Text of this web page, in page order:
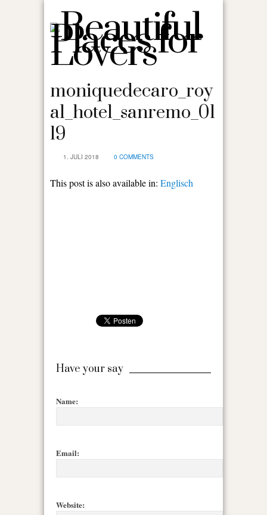
moniquedecaro_roy
al_hotel_sanremo_01
19
1. JULI 2018 0 COMMENTS
This post is also available in: Englisch
Have your say
Name:
Email:
Website: